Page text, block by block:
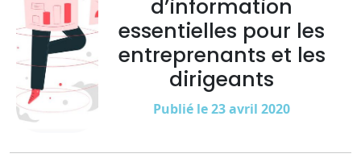
d’information
essentielles pour les
entreprenants et les
dirigeants
Publié le 23 avril 2020